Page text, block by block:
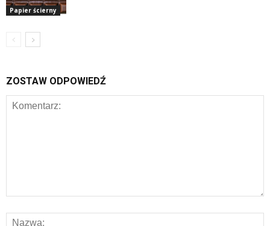
Papier ścierny
ZOSTAW ODPOWIEDŹ